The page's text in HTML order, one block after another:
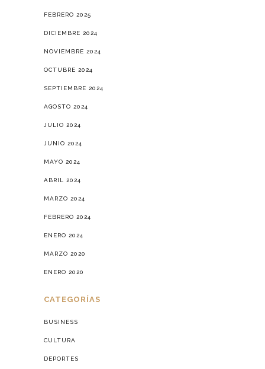
FEBRERO 2025
DICIEMBRE 2024
NOVIEMBRE 2024
OCTUBRE 2024
SEPTIEMBRE 2024
AGOSTO 2024
JULIO 2024
JUNIO 2024
MAYO 2024
ABRIL 2024
MARZO 2024
FEBRERO 2024
ENERO 2024
MARZO 2020
ENERO 2020
CATEGORÍAS
BUSINESS
CULTURA
DEPORTES